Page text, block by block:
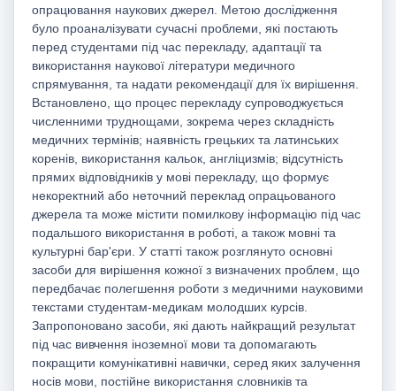
опрацювання наукових джерел. Метою дослідження
було проаналізувати сучасні проблеми, які постають
перед студентами під час перекладу, адаптації та
використання наукової літератури медичного
спрямування, та надати рекомендації для їх вирішення.
Встановлено, що процес перекладу супроводжується
численними труднощами, зокрема через складність
медичних термінів; наявність грецьких та латинських
коренів, використання кальок, англіцизмів; відсутність
прямих відповідників у мові перекладу, що формує
некоректний або неточний переклад опрацьованого
джерела та може містити помилкову інформацію під час
подальшого використання в роботі, а також мовні та
культурні бар'єри. У статті також розглянуто основні
засоби для вирішення кожної з визначених проблем, що
передбачає полегшення роботи з медичними науковими
текстами студентам-медикам молодших курсів.
Запропоновано засоби, які дають найкращий результат
під час вивчення іноземної мови та допомагають
покращити комунікативні навички, серед яких залучення
носів мови, постійне використання словників та